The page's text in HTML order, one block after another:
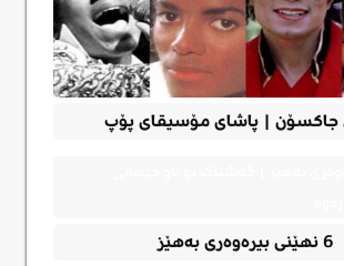
جاکسۆن | پاشای مۆسیقای پۆپ
6 نهێنی بیرەوەری بەهێز